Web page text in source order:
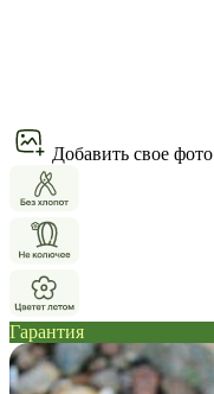
Добавить свое фото
Гарантия